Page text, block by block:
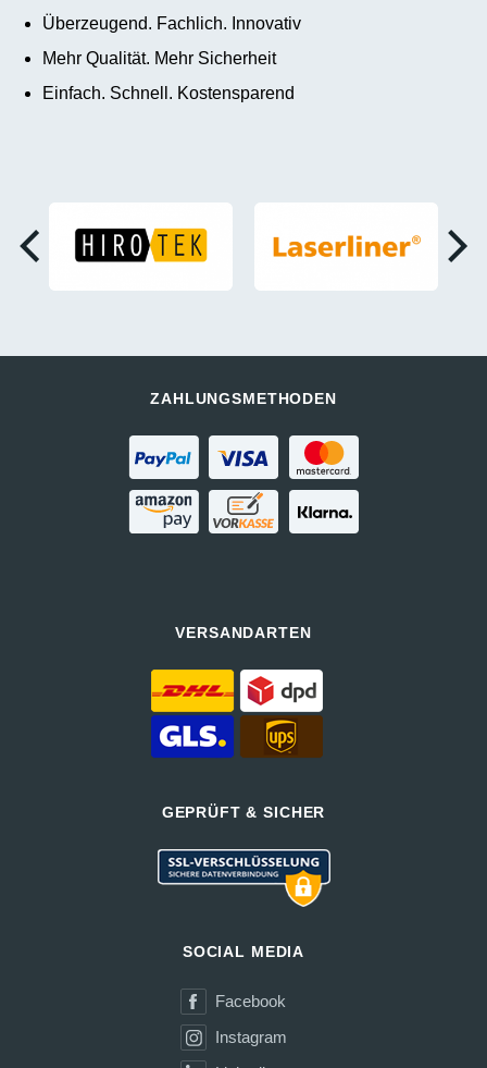
Überzeugend. Fachlich. Innovativ
Mehr Qualität. Mehr Sicherheit
Einfach. Schnell. Kostensparend
ZAHLUNGSMETHODEN
VERSANDARTEN
GEPRÜFT & SICHER
SOCIAL MEDIA
Facebook
Instagram